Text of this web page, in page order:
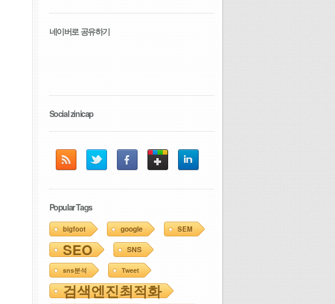
네이버로 공유하기
Social zinicap
Popular Tags
bigfoot google SEM
SEO SNS
sns분석 Tweet
검색엔진최적화